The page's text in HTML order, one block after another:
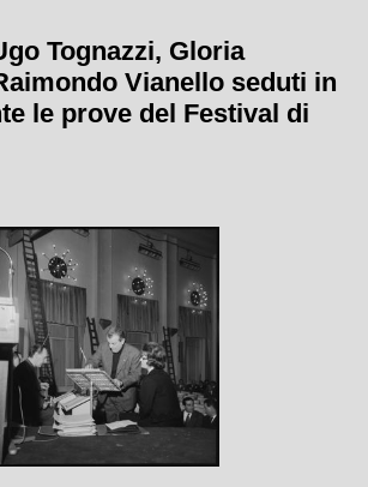
Tognazzi, Gloria
Vianello seduti in
le prove del Festival di